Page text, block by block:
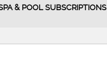
& POOL SUBSCRIPTIONS